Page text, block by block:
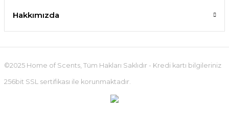
Hakkımızda
©2025 Home of Scents, Tüm Hakları Saklıdır - Kredi kartı bilgileriniz
256bit SSL sertifikası ile korunmaktadır.